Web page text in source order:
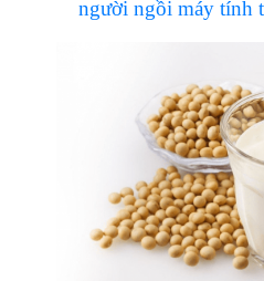
người ngồi máy tính